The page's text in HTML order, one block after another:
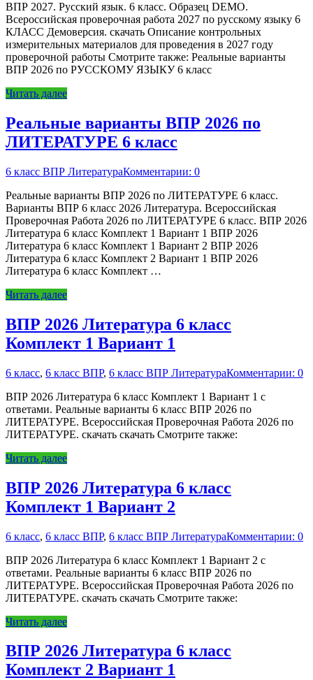
ВПР 2027. Русский язык. 6 класс. Образец DEMO.
Всероссийская проверочная работа 2027 по русскому языку 6
КЛАСС Демоверсия. скачать Описание контрольных
измерительных материалов для проведения в 2027 году
проверочной работы Смотрите также: Реальные варианты
ВПР 2026 по РУССКОМУ ЯЗЫКУ 6 класс
Читать далее
Реальные варианты ВПР 2026 по
ЛИТЕРАТУРЕ 6 класс
6 класс ВПР ЛитератураКомментарии: 0
Реальные варианты ВПР 2026 по ЛИТЕРАТУРЕ 6 класс.
Варианты ВПР 6 класс 2026 Литература. Всероссийская
Проверочная Работа 2026 по ЛИТЕРАТУРЕ 6 класс. ВПР 2026
Литература 6 класс Комплект 1 Вариант 1 ВПР 2026
Литература 6 класс Комплект 1 Вариант 2 ВПР 2026
Литература 6 класс Комплект 2 Вариант 1 ВПР 2026
Литература 6 класс Комплект …
Читать далее
ВПР 2026 Литература 6 класс
Комплект 1 Вариант 1
6 класс, 6 класс ВПР, 6 класс ВПР ЛитератураКомментарии: 0
ВПР 2026 Литература 6 класс Комплект 1 Вариант 1 с
ответами. Реальные варианты 6 класс ВПР 2026 по
ЛИТЕРАТУРЕ. Всероссийская Проверочная Работа 2026 по
ЛИТЕРАТУРЕ. скачать скачать Смотрите также:
Читать далее
ВПР 2026 Литература 6 класс
Комплект 1 Вариант 2
6 класс, 6 класс ВПР, 6 класс ВПР ЛитератураКомментарии: 0
ВПР 2026 Литература 6 класс Комплект 1 Вариант 2 с
ответами. Реальные варианты 6 класс ВПР 2026 по
ЛИТЕРАТУРЕ. Всероссийская Проверочная Работа 2026 по
ЛИТЕРАТУРЕ. скачать скачать Смотрите также:
Читать далее
ВПР 2026 Литература 6 класс
Комплект 2 Вариант 1